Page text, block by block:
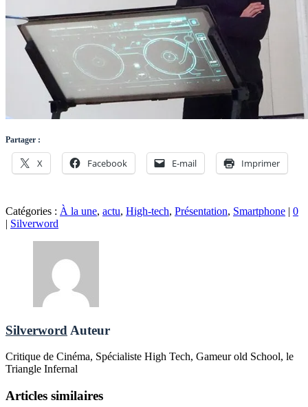
Partager :
X Facebook E-mail Imprimer
Catégories : À la une, actu, High-tech, Présentation, Smartphone | 0
| Silverword
Silverword Auteur
Critique de Cinéma, Spécialiste High Tech, Gameur old School, le
Triangle Infernal
Articles similaires